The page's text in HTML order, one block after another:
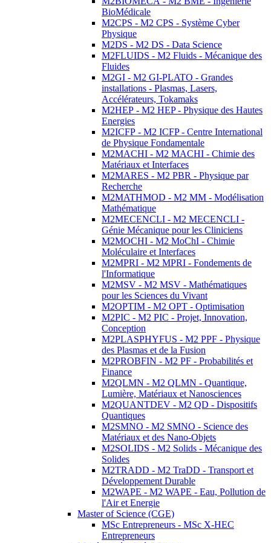
BioMédicale
M2CPS - M2 CPS - Système Cyber
Physique
M2DS - M2 DS - Data Science
M2FLUIDS - M2 Fluids - Mécanique des
Fluides
M2GI - M2 GI-PLATO - Grandes
installations - Plasmas, Lasers,
Accélérateurs, Tokamaks
M2HEP - M2 HEP - Physique des Hautes
Energies
M2ICFP - M2 ICFP - Centre International
de Physique Fondamentale
M2MACHI - M2 MACHI - Chimie des
Matériaux et Interfaces
M2MARES - M2 PBR - Physique par
Recherche
M2MATHMOD - M2 MM - Modélisation
Mathématique
M2MECENCLI - M2 MECENCLI -
Génie Mécanique pour les Cliniciens
M2MOCHI - M2 MoChI - Chimie
Moléculaire et Interfaces
M2MPRI - M2 MPRI - Fondements de
l'Informatique
M2MSV - M2 MSV - Mathématiques
pour les Sciences du Vivant
M2OPTIM - M2 OPT - Optimisation
M2PIC - M2 PIC - Projet, Innovation,
Conception
M2PLASPHYFUS - M2 PPF - Physique
des Plasmas et de la Fusion
M2PROBFIN - M2 PF - Probabilités et
Finance
M2QLMN - M2 QLMN - Quantique,
Lumière, Matériaux et Nanosciences
M2QUANTDEV - M2 QD - Dispositifs
Quantiques
M2SMNO - M2 SMNO - Science des
Matériaux et des Nano-Objets
M2SOLIDS - M2 Solids - Mécanique des
Solides
M2TRADD - M2 TraDD - Transport et
Développement Durable
M2WAPE - M2 WAPE - Eau, Pollution de
l'Air et Energie
Master of Science (CGE)
MSc Entrepreneurs - MSc X-HEC
Entrepreneurs